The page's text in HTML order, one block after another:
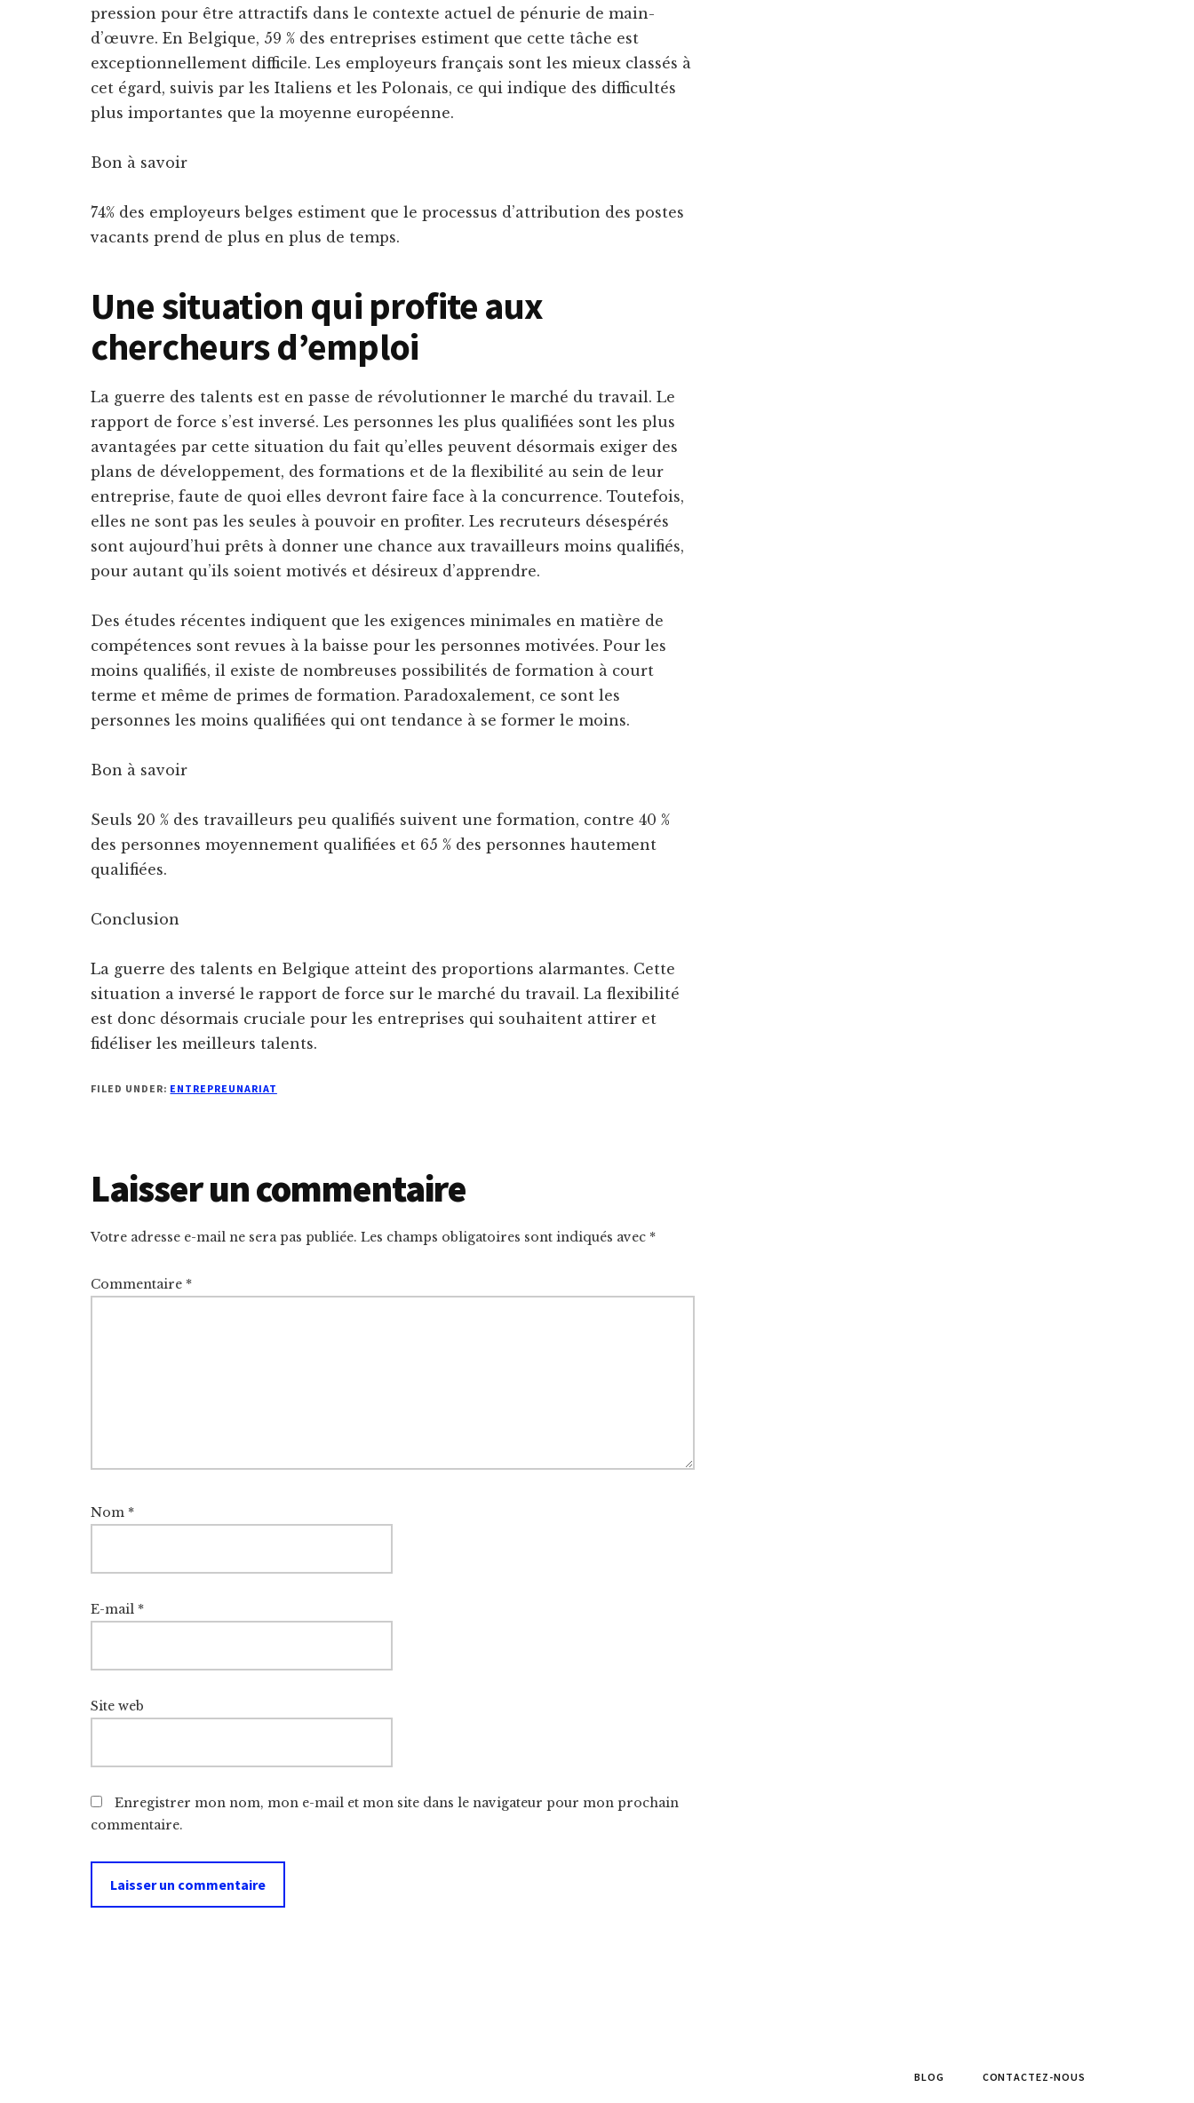
pression pour être attractifs dans le contexte actuel de pénurie de main-
d’œuvre. En Belgique, 59 % des entreprises estiment que cette tâche est
exceptionnellement difficile. Les employeurs français sont les mieux classés à
cet égard, suivis par les Italiens et les Polonais, ce qui indique des difficultés
plus importantes que la moyenne européenne.
Bon à savoir
74% des employeurs belges estiment que le processus d’attribution des postes
vacants prend de plus en plus de temps.
Une situation qui profite aux
chercheurs d’emploi
La guerre des talents est en passe de révolutionner le marché du travail. Le
rapport de force s’est inversé. Les personnes les plus qualifiées sont les plus
avantagées par cette situation du fait qu’elles peuvent désormais exiger des
plans de développement, des formations et de la flexibilité au sein de leur
entreprise, faute de quoi elles devront faire face à la concurrence. Toutefois,
elles ne sont pas les seules à pouvoir en profiter. Les recruteurs désespérés
sont aujourd’hui prêts à donner une chance aux travailleurs moins qualifiés,
pour autant qu’ils soient motivés et désireux d’apprendre.
Des études récentes indiquent que les exigences minimales en matière de
compétences sont revues à la baisse pour les personnes motivées. Pour les
moins qualifiés, il existe de nombreuses possibilités de formation à court
terme et même de primes de formation. Paradoxalement, ce sont les
personnes les moins qualifiées qui ont tendance à se former le moins.
Bon à savoir
Seuls 20 % des travailleurs peu qualifiés suivent une formation, contre 40 %
des personnes moyennement qualifiées et 65 % des personnes hautement
qualifiées.
Conclusion
La guerre des talents en Belgique atteint des proportions alarmantes. Cette
situation a inversé le rapport de force sur le marché du travail. La flexibilité
est donc désormais cruciale pour les entreprises qui souhaitent attirer et
fidéliser les meilleurs talents.
FILED UNDER: ENTREPREUNARIAT
Reader
Interactions
Laisser un commentaire
Votre adresse e-mail ne sera pas publiée. Les champs obligatoires sont indiqués avec *
Commentaire *
Nom *
E-mail *
Site web
Enregistrer mon nom, mon e-mail et mon site dans le navigateur pour mon prochain
commentaire.
BLOG CONTACTEZ-NOUS